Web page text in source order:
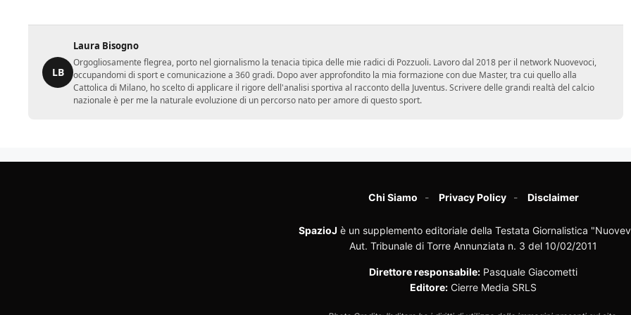
LB
Laura Bisogno
Orgogliosamente flegrea, porto nel giornalismo la tenacia tipica delle mie radici di Pozzuoli. Lavoro dal 2018 per il network Nuovevoci,
occupandomi di sport e comunicazione a 360 gradi. Dopo aver approfondito la mia formazione con due Master, tra cui quello alla
Cattolica di Milano, ho scelto di applicare il rigore dell'analisi sportiva al racconto della Juventus. Scrivere delle grandi realtà del calcio
nazionale è per me la naturale evoluzione di un percorso nato per amore di questo sport.
Chi Siamo Privacy Policy Disclaimer
SpazioJ è un supplemento editoriale della Testata Giornalistica
Aut. Tribunale di Torre Annunziata n. 3 del 10/02/2011
Direttore responsabile: Pasquale Giacometti
Editore: Cierre Media SRLS